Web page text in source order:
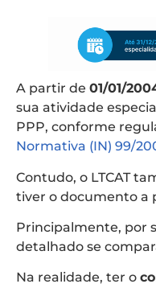
A partir de 01/01/
sua atividade
PPP, conforme
Normativa (IN) 99/
Contudo, o LTCAT
tiver o documento a
Principalmente, por
detalhado se
Na realidade, ter o